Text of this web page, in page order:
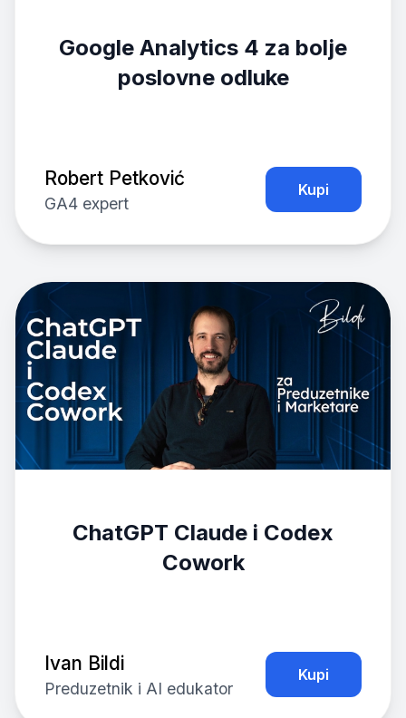
Google Analytics 4 za bolje
poslovne odluke
Robert Petković
GA4 expert
Kupi
ChatGPT Claude i Codex
Cowork
Ivan Bildi
Preduzetnik i AI edukator
Kupi